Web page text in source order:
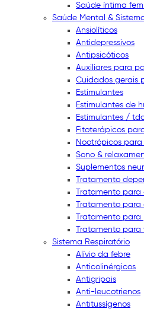
Saúde íntima
Saúde Mental &
Ansiolíticos
Antidepressivos
Antipsicóticos
Auxiliares para
Cuidados gerais
Estimulantes
Estimulantes de
Estimulantes /
Fitoterápicos
Nootrópicos
Sono &
Suplementos
Tratamento
Tratamento para
Tratamento para
Tratamento para
Tratamento para
Sistema Respiratório
Alívio da febre
Anticolinérgicos
Antigripais
Anti-leucotrienos
Antitussígenos